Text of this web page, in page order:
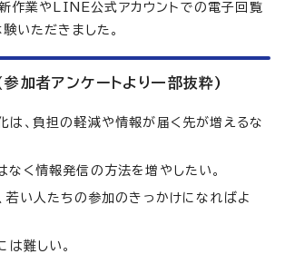
作業やLINE公式アカウントでの電子回覧
いただきました。
加者アンケートより一部抜粋)
は、負担の軽減や情報が届く先が増えるな
なく情報発信の方法を増やしたい。
若い人たちの参加のきっかけになればよ
は難しい。